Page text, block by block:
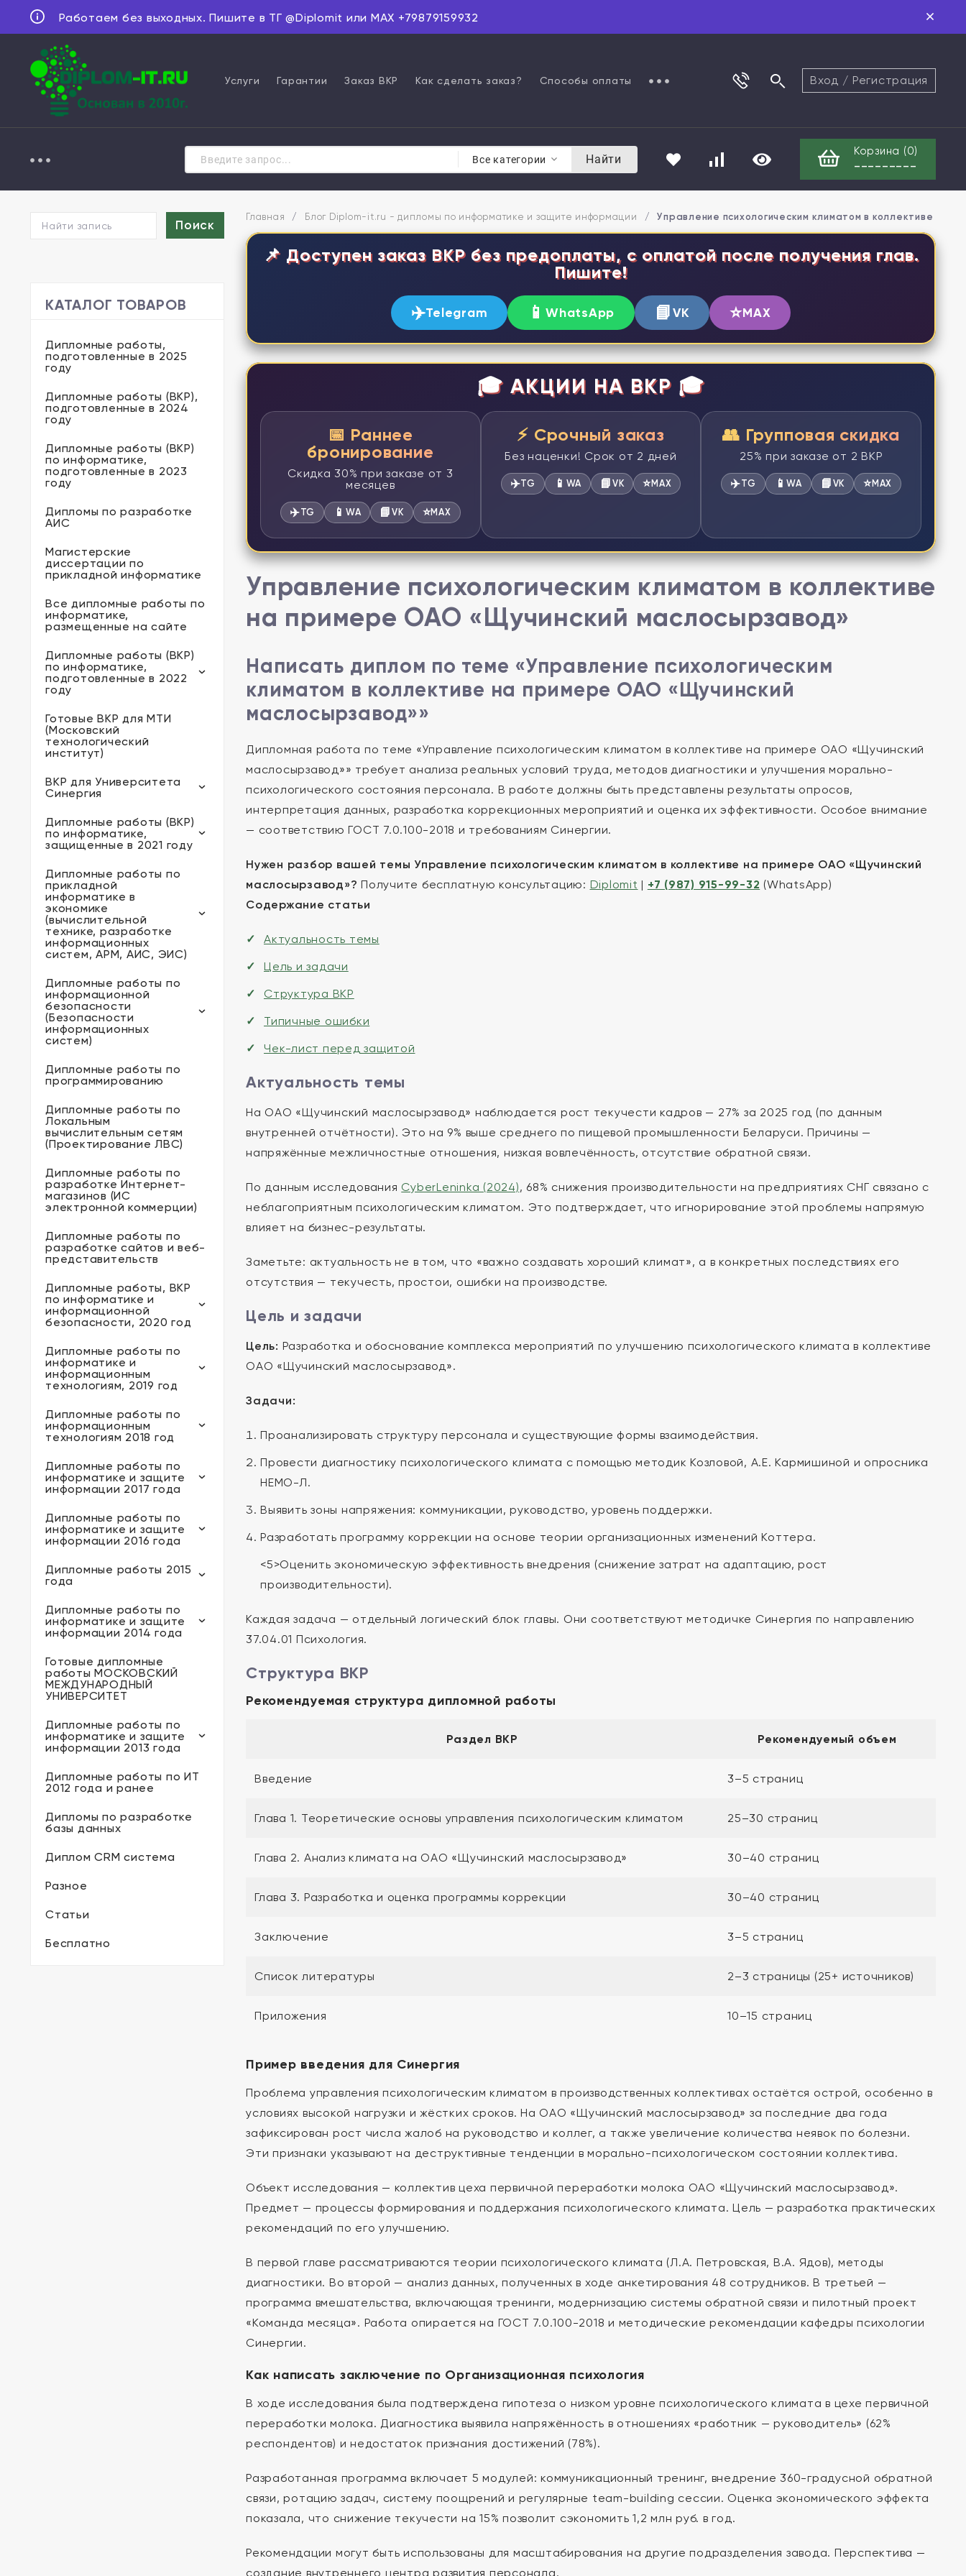
Работаем без выходных. Пишите в ТГ @Diplomit или MAX +79879159932
Услуги Гарантии Заказ ВКР Как сделать заказ? Способы оплаты Вход / Регистрация
Все категории Найти
Корзина (0)
---------
КАТАЛОГ ТОВАРОВ
Дипломные работы,
подготовленные в 2025
году
Дипломные работы (ВКР),
подготовленные в 2024
году
Дипломные работы (ВКР)
по информатике,
подготовленные в 2023
году
Дипломы по разработке
АИС
Магистерские
диссертации по
прикладной информатике
Все дипломные работы по
информатике,
размещенные на сайте
Дипломные работы (ВКР)
по информатике,
подготовленные в 2022
году
Готовые ВКР для МТИ
(Московский
технологический
институт)
ВКР для Университета
Синергия
Дипломные работы (ВКР)
по информатике,
защищенные в 2021 году
Дипломные работы по
прикладной
информатике в
экономике
(вычислительной
технике, разработке
информационных
систем, АРМ, АИС, ЭИС)
Дипломные работы по
информационной
безопасности
(Безопасности
информационных
систем)
Дипломные работы по
программированию
Дипломные работы по
Локальным
вычислительным сетям
(Проектирование ЛВС)
Дипломные работы по
разработке Интернет-
магазинов (ИС
электронной коммерции)
Дипломные работы по
разработке сайтов и веб-
представительств
Дипломные работы, ВКР
по информатике и
информационной
безопасности, 2020 год
Дипломные работы по
информатике и
информационным
технологиям, 2019 год
Дипломные работы по
информационным
технологиям 2018 год
Дипломные работы по
информатике и защите
информации 2017 года
Дипломные работы по
информатике и защите
информации 2016 года
Дипломные работы 2015
года
Дипломные работы по
информатике и защите
информации 2014 года
Готовые дипломные
работы МОСКОВСКИЙ
МЕЖДУНАРОДНЫЙ
УНИВЕРСИТЕТ
Дипломные работы по
информатике и защите
информации 2013 года
Дипломные работы по ИТ
2012 года и ранее
Дипломы по разработке
базы данных
Диплом CRM система
Разное
Статьи
Бесплатно
Главная / Блог Diplom-it.ru - дипломы по информатике и защите информации / Управление психологическим климатом в коллективе на
📌 Доступен заказ ВКР без предоплаты, с оплатой после получения глав.
Пишите!
✈️Telegram 📱WhatsApp 📘VK ⭐MAX
🎓 АКЦИИ НА ВКР 🎓
📅 Раннее
бронирование
Скидка 30% при заказе от 3
месяцев
✈️TG 📱 WA 📘VK ⭐MAX
⚡ Срочный заказ
Без наценки! Срок от 2 дней
✈️TG 📱 WA 📘 VK ⭐MAX
👥 Групповая скидка
25% при заказе от 2 ВКР
✈️TG 📱WA 📘 VK ⭐MAX
Управление психологическим климатом в коллективе
на примере ОАО «Щучинский маслосырзавод»
Написать диплом по теме «Управление психологическим
климатом в коллективе на примере ОАО «Щучинский
маслосырзавод»»
Дипломная работа по теме «Управление психологическим климатом в коллективе на примере ОАО «Щучинский
маслосырзавод»» требует анализа реальных условий труда, методов диагностики и улучшения морально-
психологического состояния персонала. В работе должны быть представлены результаты опросов,
интерпретация данных, разработка коррекционных мероприятий и оценка их эффективности. Особое внимание
— соответствию ГОСТ 7.0.100-2018 и требованиям Синергии.
Нужен разбор вашей темы Управление психологическим климатом в коллективе на примере ОАО «Щучинский
маслосырзавод»? Получите бесплатную консультацию: Diplomit | +7 (987) 915-99-32 (WhatsApp)
Содержание статьи
Актуальность темы
Цель и задачи
Структура ВКР
Типичные ошибки
Чек-лист перед защитой
Актуальность темы
На ОАО «Щучинский маслосырзавод» наблюдается рост текучести кадров — 27% за 2025 год (по данным
внутренней отчётности). Это на 9% выше среднего по пищевой промышленности Беларуси. Причины —
напряжённые межличностные отношения, низкая вовлечённость, отсутствие обратной связи.
По данным исследования CyberLeninka (2024), 68% снижения производительности на предприятиях СНГ связано с
неблагоприятным психологическим климатом. Это подтверждает, что игнорирование этой проблемы напрямую
влияет на бизнес-результаты.
Заметьте: актуальность не в том, что «важно создавать хороший климат», а в конкретных последствиях его
отсутствия — текучесть, простои, ошибки на производстве.
Цель и задачи
Цель: Разработка и обоснование комплекса мероприятий по улучшению психологического климата в коллективе
ОАО «Щучинский маслосырзавод».
Задачи:
Проанализировать структуру персонала и существующие формы взаимодействия.
Провести диагностику психологического климата с помощью методик Козловой, А.Е. Кармишиной и опросника
НЕМО-Л.
Выявить зоны напряжения: коммуникации, руководство, уровень поддержки.
Разработать программу коррекции на основе теории организационных изменений Коттера.
<5>Оценить экономическую эффективность внедрения (снижение затрат на адаптацию, рост
производительности).
Каждая задача — отдельный логический блок главы. Они соответствуют методичке Синергия по направлению
37.04.01 Психология.
Структура ВКР
Рекомендуемая структура дипломной работы
Раздел ВКР Рекомендуемый объем
Введение 3–5 страниц
Глава 1. Теоретические основы управления психологическим климатом 25–30 страниц
Глава 2. Анализ климата на ОАО «Щучинский маслосырзавод» 30–40 страниц
Глава 3. Разработка и оценка программы коррекции 30–40 страниц
Заключение 3–5 страниц
Список литературы 2–3 страницы (25+ источников)
Приложения 10–15 страниц
Пример введения для Синергия
Проблема управления психологическим климатом в производственных коллективах остаётся острой, особенно в
условиях высокой нагрузки и жёстких сроков. На ОАО «Щучинский маслосырзавод» за последние два года
зафиксирован рост числа жалоб на руководство и коллег, а также увеличение количества неявок по болезни.
Эти признаки указывают на деструктивные тенденции в морально-психологическом состоянии коллектива.
Объект исследования — коллектив цеха первичной переработки молока ОАО «Щучинский маслосырзавод».
Предмет — процессы формирования и поддержания психологического климата. Цель — разработка практических
рекомендаций по его улучшению.
В первой главе рассматриваются теории психологического климата (Л.А. Петровская, В.А. Ядов), методы
диагностики. Во второй — анализ данных, полученных в ходе анкетирования 48 сотрудников. В третьей —
программа вмешательства, включающая тренинги, модернизацию системы обратной связи и пилотный проект
«Команда месяца». Работа опирается на ГОСТ 7.0.100-2018 и методические рекомендации кафедры психологии
Синергии.
Как написать заключение по Организационная психология
В ходе исследования была подтверждена гипотеза о низком уровне психологического климата в цехе первичной
переработки молока. Диагностика выявила напряжённость в отношениях «работник — руководитель» (62%
респондентов) и недостаток признания достижений (78%).
Разработанная программа включает 5 модулей: коммуникационный тренинг, внедрение 360-градусной обратной
связи, ротацию задач, систему поощрений и регулярные team-building сессии. Оценка экономического эффекта
показала, что снижение текучести на 15% позволит сэкономить 1,2 млн руб. в год.
Рекомендации могут быть использованы для масштабирования на другие подразделения завода. Перспектива —
создание внутреннего центра развития персонала.